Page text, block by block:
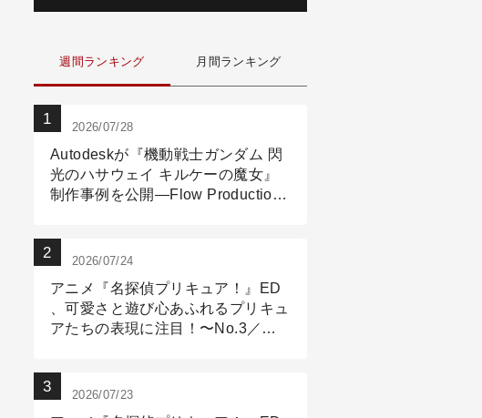
週間ランキング 月間ランキング
2026/07/28
Autodeskが『機動戦士ガンダム 閃
光のハサウェイ キルケーの魔女』
制作事例を公開―Flow Production
2026/07/24
アニメ『名探偵プリキュア！』ED
、可愛さと遊び心あふれるプリキュ
アたちの表現に注目！〜No.3／ア
2026/07/23